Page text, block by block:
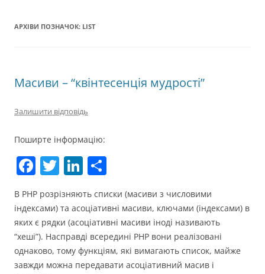
АРХІВИ ПОЗНАЧОК: LIST
Масиви – “квінтесенція мудрості”
Залишити відповідь
Поширте інформацію:
F
a
c
e
b
o
T
w
itt
er
Li
k
e
dI
n
ді
л
и
т
В PHP розрізняють списки (масиви з числовими
індексами) та асоціативні масиви, ключами (індексами) в
яких є рядки (асоціативні масиви іноді називають
“хеші”). Насправді всередині PHP вони реалізовані
однаково, тому функціям, які вимагають список, майже
завжди можна передавати асоціативний масив і